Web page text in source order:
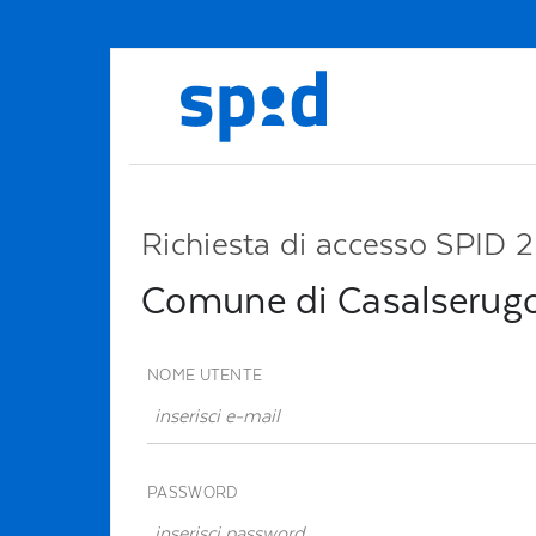
Richiesta di accesso SPID
Comune di
NOME UTENTE
PASSWORD